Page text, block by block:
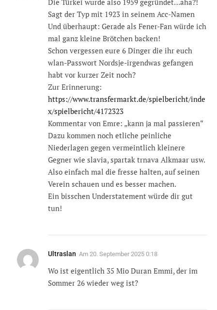
Sagt der Typ mit 1923 in seinem Acc-Namen
Und überhaupt: Gerade als Fener-Fan würde ich
mal ganz kleine Brötchen backen!
Schon vergessen eure 6 Dinger die ihr euch
wlan-Passwort Nordsje-irgendwas gefangen
habt vor kurzer Zeit noch?
Zur Erinnerung:
https://www.transfermarkt.de/spielbericht/inde
x/spielbericht/4172323
Kommentar von Emre: „kann ja mal passieren“
Dazu kommen noch etliche peinliche
Niederlagen gegen vermeintlich kleinere
Gegner wie slavia, spartak trnava Alkmaar usw.
Also einfach mal die fresse halten, auf seinen
Verein schauen und es besser machen.
Ein bisschen Understatement würde dir gut
tun!
Ultraslan Am 20. September 2025 0:18
Wo ist eigentlich 35 Mio Duran Emmi, der im
Sommer 26 wieder weg ist?